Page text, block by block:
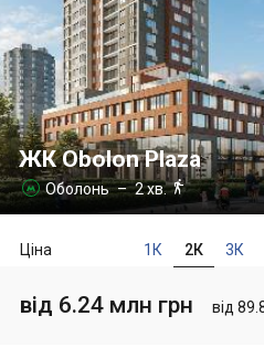
2рів
ЖК Obolon Plaza
 Оболонь– 2 хв.
1К 2К 3К
Ціна
від
від 6.24 млн грн